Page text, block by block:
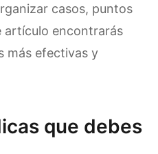
casos, puntos
artículo encontrarás
más efectivas y
que debes